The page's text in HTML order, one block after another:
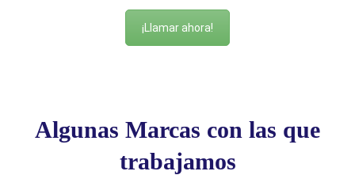
¡Llamar ahora!
Algunas Marcas con las que
trabajamos